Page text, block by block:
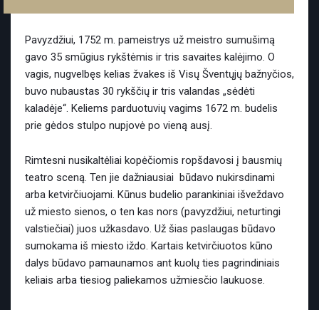
Pavyzdžiui, 1752 m. pameistrys už meistro sumušimą
gavo 35 smūgius rykštėmis ir tris savaites kalėjimo. O
vagis, nugvelbęs kelias žvakes iš Visų Šventųjų bažnyčios,
buvo nubaustas 30 rykščių ir tris valandas „sėdėti
kaladėje“. Keliems parduotuvių vagims 1672 m. budelis
prie gėdos stulpo nupjovė po vieną ausį.
Rimtesni nusikaltėliai kopėčiomis ropšdavosi į bausmių
teatro sceną. Ten jie dažniausiai būdavo nukirsdinami
arba ketvirčiuojami. Kūnus budelio parankiniai išveždavo
už miesto sienos, o ten kas nors (pavyzdžiui, neturtingi
valstiečiai) juos užkasdavo. Už šias paslaugas būdavo
sumokama iš miesto iždo. Kartais ketvirčiuotos kūno
dalys būdavo pamaunamos ant kuolų ties pagrindiniais
keliais arba tiesiog paliekamos užmiesčio laukuose.